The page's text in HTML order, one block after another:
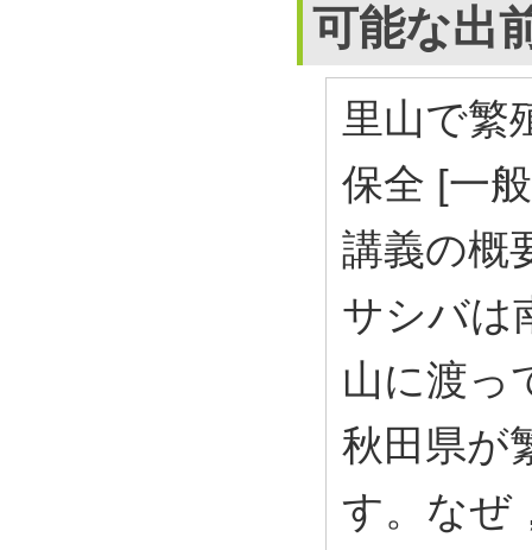
可能な出
里山で繁
保全 [一
講義の概
サシバは
山に渡っ
秋田県が
す。なぜ